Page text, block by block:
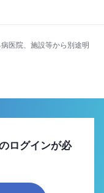
医院、施設等から別途明
ログインが必